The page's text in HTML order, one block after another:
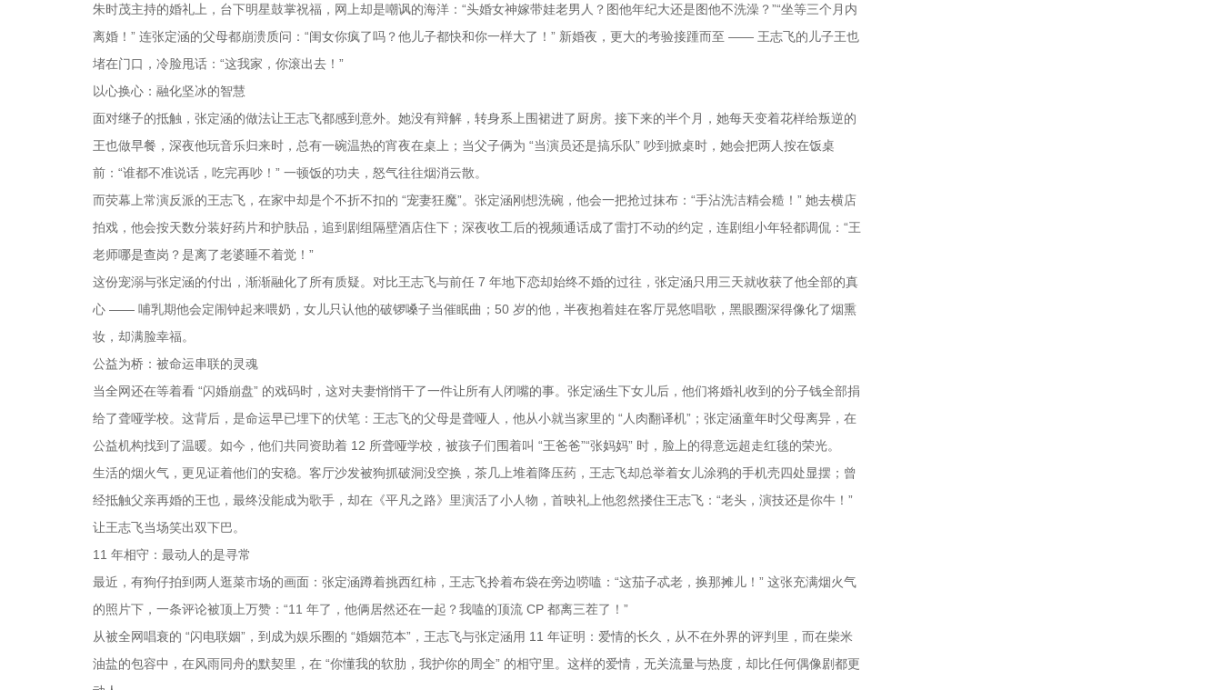
朱时茂主持的婚礼上，台下明星鼓掌祝福，网上却是嘲讽的海洋：“头婚女神嫁带娃老男人？图他年纪大还是图他不洗澡？”“坐等三个月内
离婚！” 连张定涵的父母都崩溃质问：“闺女你疯了吗？他儿子都快和你一样大了！” 新婚夜，更大的考验接踵而至 —— 王志飞的儿子王也
堵在门口，冷脸甩话：“这我家，你滚出去！”
以心换心：融化坚冰的智慧
面对继子的抵触，张定涵的做法让王志飞都感到意外。她没有辩解，转身系上围裙进了厨房。接下来的半个月，她每天变着花样给叛逆的
王也做早餐，深夜他玩音乐归来时，总有一碗温热的宵夜在桌上；当父子俩为 “当演员还是搞乐队” 吵到掀桌时，她会把两人按在饭桌
前：“谁都不准说话，吃完再吵！” 一顿饭的功夫，怒气往往烟消云散。
而荧幕上常演反派的王志飞，在家中却是个不折不扣的 “宠妻狂魔”。张定涵刚想洗碗，他会一把抢过抹布：“手沾洗洁精会糙！” 她去横店
拍戏，他会按天数分装好药片和护肤品，追到剧组隔壁酒店住下；深夜收工后的视频通话成了雷打不动的约定，连剧组小年轻都调侃：“王
老师哪是查岗？是离了老婆睡不着觉！”
这份宠溺与张定涵的付出，渐渐融化了所有质疑。对比王志飞与前任 7 年地下恋却始终不婚的过往，张定涵只用三天就收获了他全部的真
心 —— 哺乳期他会定闹钟起来喂奶，女儿只认他的破锣嗓子当催眠曲；50 岁的他，半夜抱着娃在客厅晃悠唱歌，黑眼圈深得像化了烟熏
妆，却满脸幸福。
公益为桥：被命运串联的灵魂
当全网还在等着看 “闪婚崩盘” 的戏码时，这对夫妻悄悄干了一件让所有人闭嘴的事。张定涵生下女儿后，他们将婚礼收到的分子钱全部捐
给了聋哑学校。这背后，是命运早已埋下的伏笔：王志飞的父母是聋哑人，他从小就当家里的 “人肉翻译机”；张定涵童年时父母离异，在
公益机构找到了温暖。如今，他们共同资助着 12 所聋哑学校，被孩子们围着叫 “王爸爸”“张妈妈” 时，脸上的得意远超走红毯的荣光。
生活的烟火气，更见证着他们的安稳。客厅沙发被狗抓破洞没空换，茶几上堆着降压药，王志飞却总举着女儿涂鸦的手机壳四处显摆；曾
经抵触父亲再婚的王也，最终没能成为歌手，却在《平凡之路》里演活了小人物，首映礼上他忽然搂住王志飞：“老头，演技还是你牛！”
让王志飞当场笑出双下巴。
11 年相守：最动人的是寻常
最近，有狗仔拍到两人逛菜市场的画面：张定涵蹲着挑西红柿，王志飞拎着布袋在旁边唠嗑：“这茄子忒老，换那摊儿！” 这张充满烟火气
的照片下，一条评论被顶上万赞：“11 年了，他俩居然还在一起？我嗑的顶流 CP 都离三茬了！”
从被全网唱衰的 “闪电联姻”，到成为娱乐圈的 “婚姻范本”，王志飞与张定涵用 11 年证明：爱情的长久，从不在外界的评判里，而在柴米
油盐的包容中，在风雨同舟的默契里，在 “你懂我的软肋，我护你的周全” 的相守里。这样的爱情，无关流量与热度，却比任何偶像剧都更